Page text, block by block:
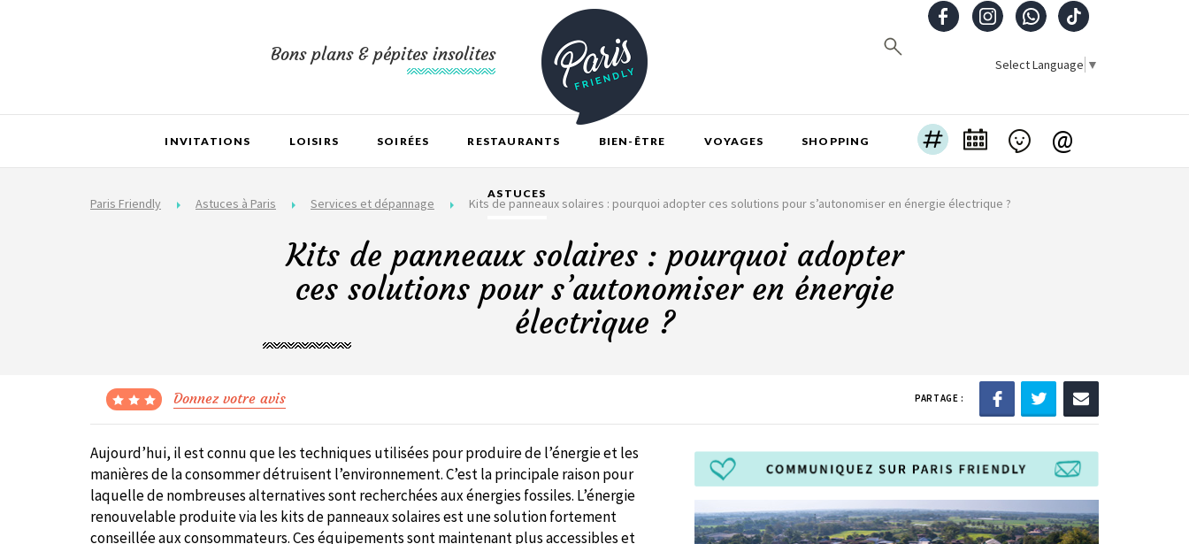
Bons plans & pépites insolites Select Language ▼
INVITATIONS LOISIRS SOIRÉES RESTAURANTS BIEN-ÊTRE VOYAGES SHOPPING
ASTUCES
@
Paris Friendly Astuces à Paris Services et dépannage Kits de panneaux solaires : pourquoi adopter ces solutions pour s’autonomiser en énergie électrique ?
Kits de panneaux solaires : pourquoi adopter
ces solutions pour s’autonomiser en énergie
électrique ?
Donnez votre avis PARTAGE :
Aujourd’hui, il est connu que les techniques utilisées pour produire de l’énergie et les
manières de la consommer détruisent l’environnement. C’est la principale raison pour
laquelle de nombreuses alternatives sont recherchées aux énergies fossiles. L’énergie
renouvelable produite via les kits de panneaux solaires est une solution fortement
conseillée aux consommateurs. Ces équipements sont maintenant plus accessibles et